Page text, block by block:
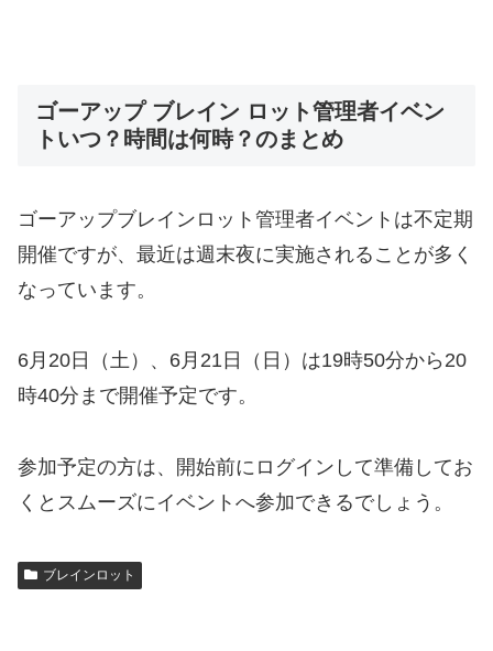
ゴーアップ ブレイン ロット管理者イベン
トいつ？時間は何時？のまとめ
ゴーアップブレインロット管理者イベントは不定期
開催ですが、最近は週末夜に実施されることが多く
なっています。
6月20日（土）、6月21日（日）は19時50分から20
時40分まで開催予定です。
参加予定の方は、開始前にログインして準備してお
くとスムーズにイベントへ参加できるでしょう。
ブレインロット